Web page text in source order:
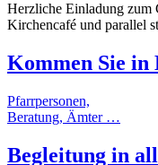
Herzliche Einladung zum
Kirchencafé und parallel
Kommen Sie in
Pfarrpersonen,
Beratung, Ämter …
Begleitung in